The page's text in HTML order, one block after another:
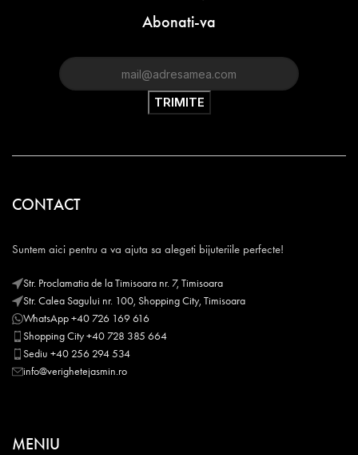
Abonati-va
CONTACT
Suntem aici pentru a va ajuta sa alegeti bijuteriile perfecte!
Str. Proclamatia de la Timisoara nr. 7, Timisoara
Str. Calea Sagului nr. 100, Shopping City, Timisoara
WhatsApp +40 726 169 616
Shopping City +40 728 385 664
Sediu +40 256 294 534
info@verighetejasmin.ro
MENIU